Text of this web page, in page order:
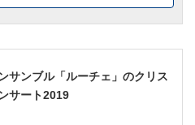
サンブル「ルーチェ」のクリス
サート2019